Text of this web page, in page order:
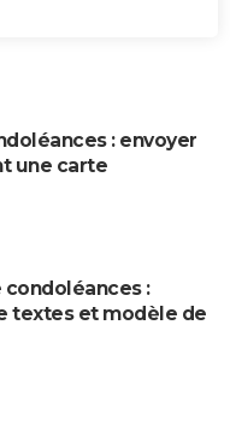
: envoyer
une carte
condoléances :
textes et modèle de